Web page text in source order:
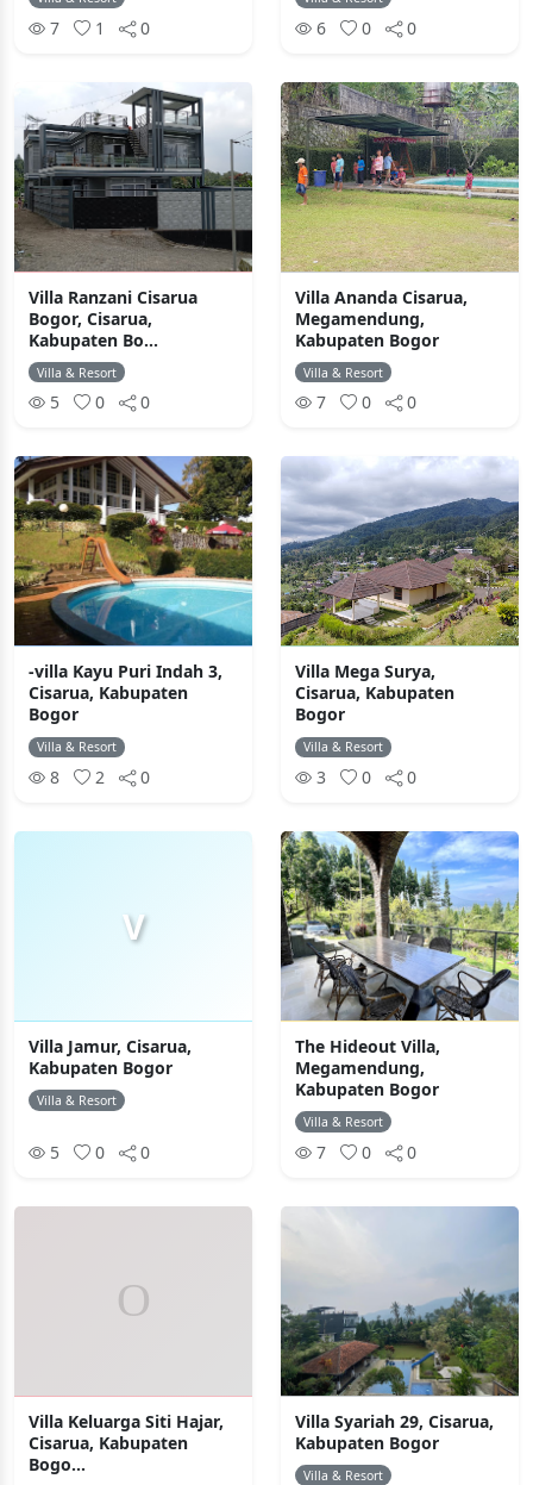
7 1 0 6 0 0
Villa Ranzani Cisarua
Bogor, Cisarua,
Kabupaten Bo...
Villa & Resort
5 0 0
Villa Ananda Cisarua,
Megamendung,
Kabupaten Bogor
Villa & Resort
7 0 0
-villa Kayu Puri Indah 3,
Cisarua, Kabupaten
Bogor
Villa & Resort
8 2 0
Villa Mega Surya,
Cisarua, Kabupaten
Bogor
Villa & Resort
3 0 0
V
Villa Jamur, Cisarua,
Kabupaten Bogor
Villa & Resort
5 0 0
The Hideout Villa,
Megamendung,
Kabupaten Bogor
Villa & Resort
7 0 0
Villa Keluarga Siti Hajar,
Cisarua, Kabupaten
Bogo...
Villa Syariah 29, Cisarua,
Kabupaten Bogor
Villa & Resort